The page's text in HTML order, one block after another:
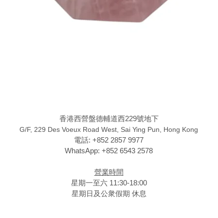
香港西營盤德輔道西229號地下
G/F, 229 Des Voeux Road West, Sai Ying Pun, Hong Kong
電話: +852 2857 9977
WhatsApp: +852 6543 2578
營業時間
星期一至六 11:30-18:00
星期日及公衆假期 休息